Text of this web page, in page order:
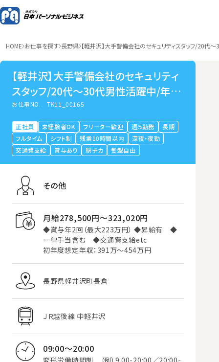
HOME お仕事を探す 長野県 【軽井沢】大手警備会社のセキュリティスタッフ/20
【軽井沢】大手警備会社のセキュリティ
スタッフ/20代～30代男性活躍中/年間
休日139日/平均年収608万円/リフレッ
シュ休暇/未経験歓迎/第二新卒歓迎/I
ターン・Uターン歓迎
お仕事NO.TK11_00165
正社員 未経験者OK フリーター歓迎 週５勤務
長期
フルタイム
シフト制 残業10時間以内
深夜・夜勤
交通費支給
賞与あり 駅チカ 髪型自由
その他
月給278,500円〜323,020円
◆賞与年2回（最大223万円） ◆昇給有 ◆
一律手当含む ◆交通費支給etc
初年度想定年収：391万～454万円
長野県軽井沢町長倉
ＪＲ越後線 中軽井沢
09:00～20:00
変形労働時間制 （例）9:00-20:00／20:00-